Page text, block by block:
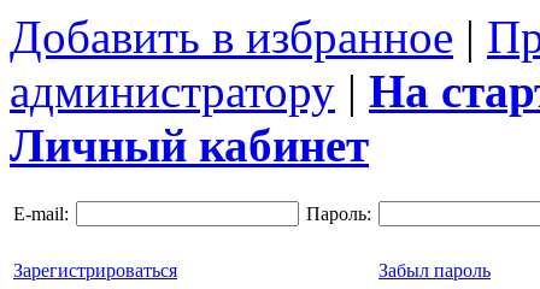
Добавить в избранное |
администратору | На
Личный кабинет
E-mail: Пароль:
Зарегистрироваться Забыл пароль